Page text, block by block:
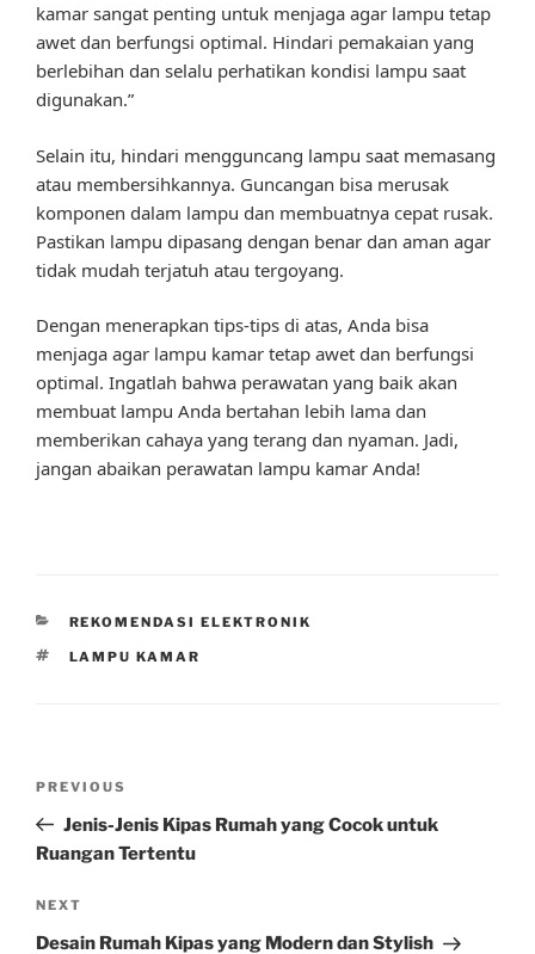
kamar sangat penting untuk menjaga agar lampu tetap
awet dan berfungsi optimal. Hindari pemakaian yang
berlebihan dan selalu perhatikan kondisi lampu saat
digunakan.”
Selain itu, hindari mengguncang lampu saat memasang
atau membersihkannya. Guncangan bisa merusak
komponen dalam lampu dan membuatnya cepat rusak.
Pastikan lampu dipasang dengan benar dan aman agar
tidak mudah terjatuh atau tergoyang.
Dengan menerapkan tips-tips di atas, Anda bisa
menjaga agar lampu kamar tetap awet dan berfungsi
optimal. Ingatlah bahwa perawatan yang baik akan
membuat lampu Anda bertahan lebih lama dan
memberikan cahaya yang terang dan nyaman. Jadi,
jangan abaikan perawatan lampu kamar Anda!
CATEGORIES
REKOMENDASI ELEKTRONIK
TAGS
LAMPU KAMAR
Previous
Post
PREVIOUS
Jenis-Jenis Kipas Rumah yang Cocok untuk
Ruangan Tertentu
Next
Post
NEXT
Desain Rumah Kipas yang Modern dan Stylish